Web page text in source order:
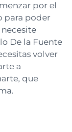
por el
para poder
De la Fuente
volver
a
que